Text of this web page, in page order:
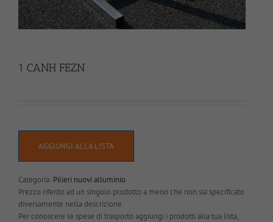
1 CANH FEZN
AGGIUNGI ALLA LISTA
Categoria: Pilieri nuovi alluminio
Prezzo riferito ad un singolo prodotto a meno che non sia specificato
diversamente nella descrizione
Per conoscere le spese di trasporto aggiungi i prodotti alla tua lista,